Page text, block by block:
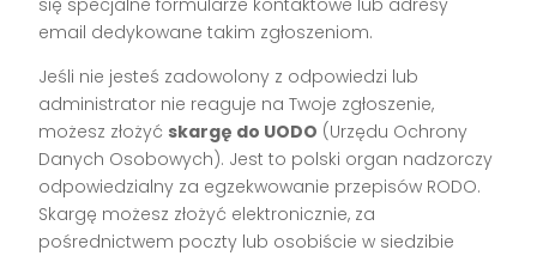
się specjalne formularze kontaktowe lub adresy
email dedykowane takim zgłoszeniom.
Jeśli nie jesteś zadowolony z odpowiedzi lub
administrator nie reaguje na Twoje zgłoszenie,
możesz złożyć skargę do UODO (Urzędu Ochrony
Danych Osobowych). Jest to polski organ nadzorczy
odpowiedzialny za egzekwowanie przepisów RODO.
Skargę możesz złożyć elektronicznie, za
pośrednictwem poczty lub osobiście w siedzibie